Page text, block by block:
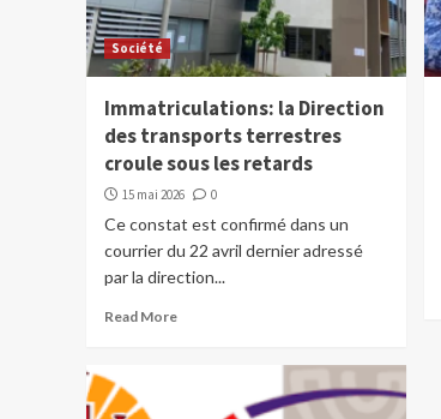
Société
Immatriculations: la Direction
des transports terrestres
croule sous les retards
15 mai 2026 0
Ce constat est confirmé dans un
courrier du 22 avril dernier adressé
par la direction...
Read More